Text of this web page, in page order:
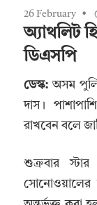
26 February
অ্যাথলিট
ডিএসপি
ডেস্ক: অসম
দাস।
রাখবেন বলে
শুক্রবার স্টার
সোনোওয়ালের